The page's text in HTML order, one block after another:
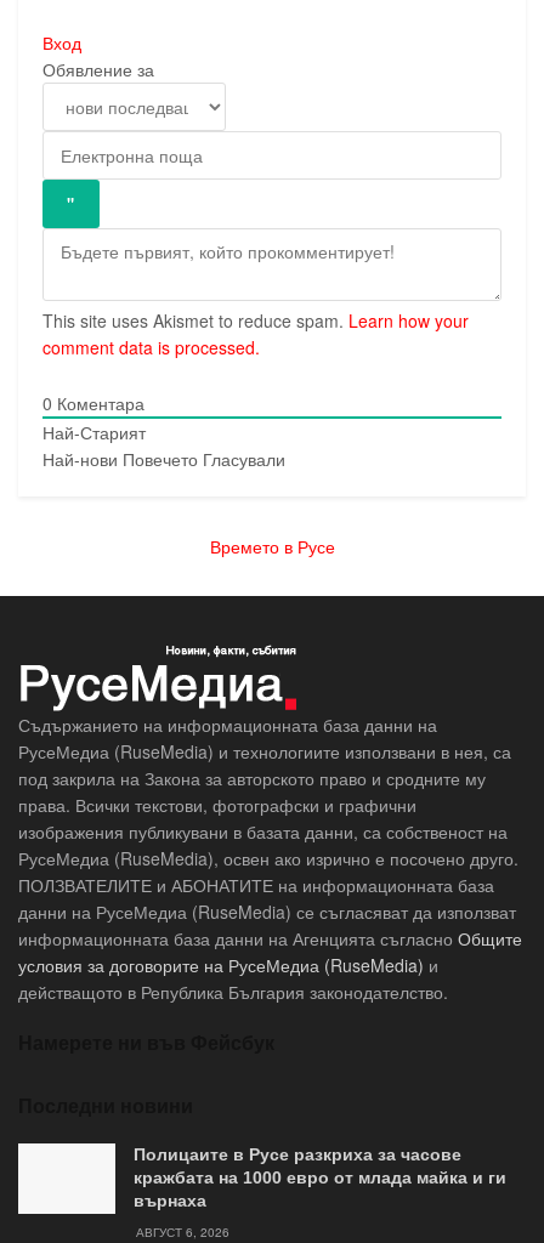
Вход
Обявление за
This site uses Akismet to reduce spam. Learn how your
comment data is processed.
0 Коментара
Най-Старият
Най-нови Повечето Гласували
Времето в Русе
Съдържанието на информационната база данни на
РусеМедиа (RuseMedia) и технологиите използвани в нея, са
под закрила на Закона за авторското право и сродните му
права. Всички текстови, фотографски и графични
изображения публикувани в базата данни, са собственост на
РусеМедиа (RuseMedia), освен ако изрично е посочено друго.
ПОЛЗВАТЕЛИТЕ и АБОНАТИТЕ на информационната база
данни на РусеМедиа (RuseMedia) се съгласяват да използват
информационната база данни на Агенцията съгласно Общите
условия за договорите на РусеМедиа (RuseMedia) и
действащото в Република България законодателство.
Полицаите в Русе разкриха за часове
кражбата на 1000 евро от млада майка и ги
върнаха
АВГУСТ 6, 2026